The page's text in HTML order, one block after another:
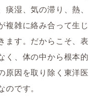
湿、気の滞り、熱、
複雑に絡み合って生じ
ます。だからこそ、表
く、体の中から根本的
原因を取り除く東洋医
です。